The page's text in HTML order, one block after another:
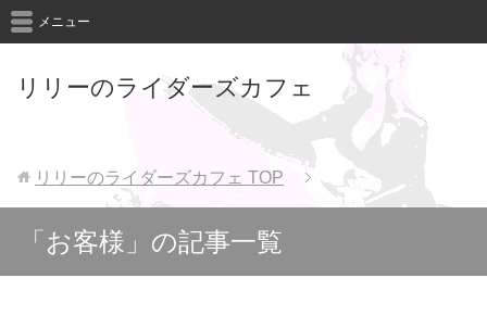
リリーのライダーズカフェ
メニュー
リリーのライダーズカフェ TOP
「お客様」の記事一覧